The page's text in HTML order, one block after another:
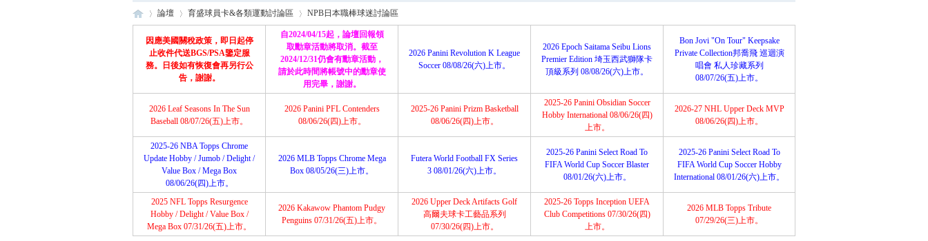
索
»
論壇
›
育盛球員卡&各類運動討論區
›
NPB日本職棒球迷討論區
因應美國關稅政策，即日起停
止收件代送BGS/PSA鑒定服
務。日後如有恢復會再另行公
告，謝謝。
自2024/04/15起，論壇回報領
取勳章活動將取消。截至
2024/12/31仍會有勳章活動，
請於此時間將帳號中的勳章使
用完畢，謝謝。
2026 Panini Revolution K League
Soccer 08/08/26(六)上市。
2026 Epoch Saitama Seibu Lions
Premier Edition 埼玉西武獅隊卡
頂級系列 08/08/26(六)上市。
Bon Jovi "On Tour" Keepsake
Private Collection邦喬飛 巡迴演
唱會 私人珍藏系列
08/07/26(五)上市。
2026 Leaf Seasons In The Sun
Baseball 08/07/26(五)上市。
2026 Panini PFL Contenders
08/06/26(四)上市。
2025-26 Panini Prizm Basketball
08/06/26(四)上市。
2025-26 Panini Obsidian Soccer
Hobby International 08/06/26(四)
上市。
2026-27 NHL Upper Deck MVP
08/06/26(四)上市。
2025-26 NBA Topps Chrome
Update Hobby / Jumob / Delight /
Value Box / Mega Box
08/06/26(四)上市。
2026 MLB Topps Chrome Mega
Box 08/05/26(三)上市。
Futera World Football FX Series
3 08/01/26(六)上市。
2025-26 Panini Select Road To
FIFA World Cup Soccer Blaster
08/01/26(六)上市。
2025-26 Panini Select Road To
FIFA World Cup Soccer Hobby
International 08/01/26(六)上市。
2025 NFL Topps Resurgence
Hobby / Delight / Value Box /
Mega Box 07/31/26(五)上市。
2026 Kakawow Phantom Pudgy
Penguins 07/31/26(五)上市。
2026 Upper Deck Artifacts Golf
高爾夫球卡工藝品系列
07/30/26(四)上市。
2025-26 Topps Inception UEFA
Club Competitions 07/30/26(四)
上市。
2026 MLB Topps Tribute
07/29/26(三)上市。